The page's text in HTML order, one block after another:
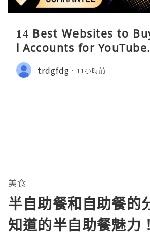
14 Best Websites to
l Accounts for
trdgfdg 11小時前
美食
半自助餐和自助餐的
知道的半自助餐魅力！